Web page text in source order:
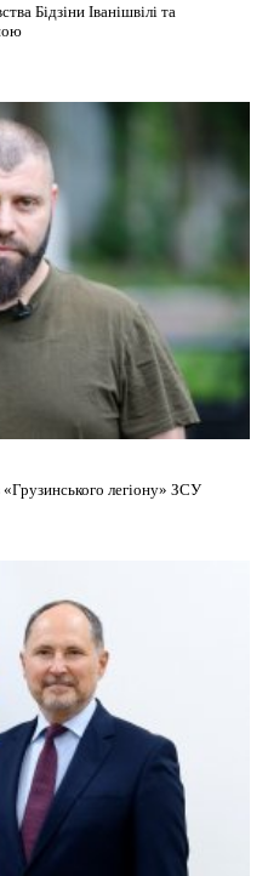
Бідзіни Іванішвілі та
легіону» ЗСУ